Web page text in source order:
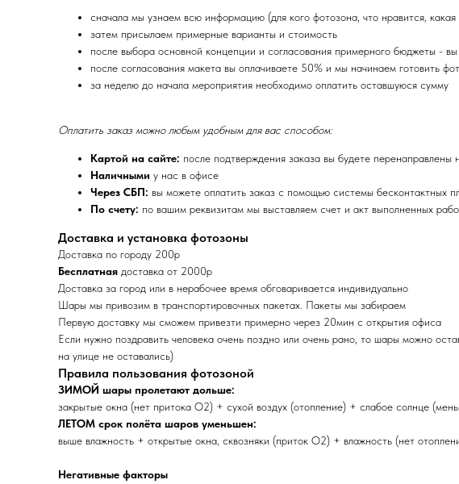
сначала мы узнаем всю информацию (для кого фотозона, что нравится, какая
затем присылаем примерные варианты и стоимость
после выбора основной концепции и согласования примерного бюджеты -
после согласования макета вы оплачиваете 50% и мы начинаем готовить
за неделю до начала мероприятия необходимо оплатить оставшуюся сумму
Оплатить заказ можно любым удобным для вас способом:
Картой на сайте: после подтверждения заказа вы будете
Наличными у нас в офисе
Через СБП: вы можете оплатить заказ с помощью системы бесконтактных
По счету: по вашим реквизитам мы выставляем счет и акт выполненных
Доставка и установка фотозоны
Доставка по городу 200р
Бесплатная доставка от 2000р
Доставка за город или в нерабочее время обговаривается индивидуально
Шары мы привозим в транспортировочных пакетах. Пакеты мы забираем
Первую доставку мы сможем привезти примерно через 20мин с открытия офиса
Если нужно поздравить человека очень поздно или очень рано, то шары можно
на улице не оставались)
Правила пользования фотозоной
ЗИМОЙ шары пролетают дольше:
закрытые окна (нет притока O2) + сухой воздух (отопление) + слабое солнце
ЛЕТОМ срок полёта шаров уменьшен:
выше влажность + открытые окна, сквозняки (приток O2) + влажность (нет
Негативные факторы